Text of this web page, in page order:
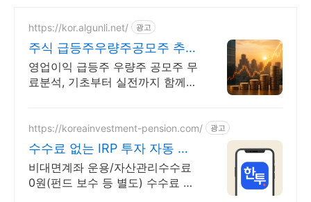
https://kor.algunli.net/ 광고
주식 급등주우량주공모주 추
종목전망, 분석자료 제공
영업이익 급등주 우량주 공모주 무
료분석, 기초부터 실전까지 함께
이합니다
https://koreainvestment-pension.com/ 광고
수수료 없는 IRP 투자 자동 투
자하는 적립식 ETF
비대면계좌 운용/자산관리수수료
0원(펀드 보수 등 별도) 수수료 없